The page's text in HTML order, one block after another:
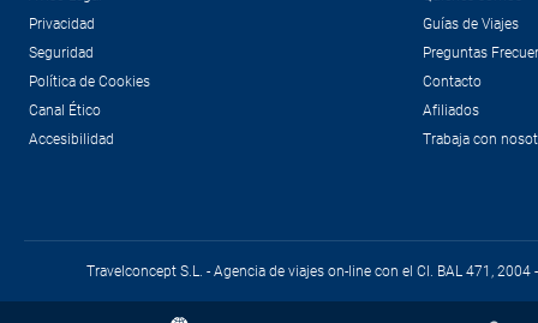
Privacidad
Seguridad
Política de Cookies
Canal Ético
Accesibilidad
Guías de Viajes
Preguntas
Contacto
Afiliados
Trabaja con
Travelconcept S.L. - Agencia de viajes on-line con el CI. BAL 471,